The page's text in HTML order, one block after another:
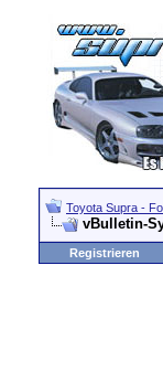
Toyota Supra -
vBulletin-
Registrieren